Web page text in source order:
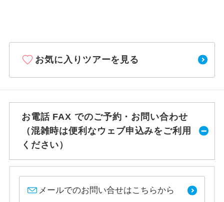
お気に入りツアーを見る
お電話 FAX でのご予約・お問い合わせ
（混雑時は便利なウェブ申込みをご利用
ください）
メールでのお問い合せはこちらから